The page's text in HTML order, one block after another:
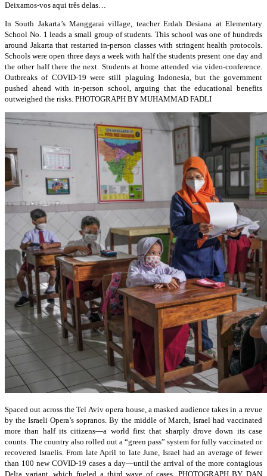
Deixamos-vos aqui três delas…
In South Jakarta’s Manggarai village, teacher Erdah Desiana at Elementary
School No. 1 leads a small group of students. This school was one of hundreds
around Jakarta that restarted in-person classes with stringent health protocols.
Schools were open three days a week with half the students present one day and
the other half there the next. Students at home attended via video-conference.
Outbreaks of COVID-19 were still plaguing Indonesia, but the government
pushed ahead with in-person school, arguing that the educational benefits
outweighed the risks. PHOTOGRAPH BY MUHAMMAD FADLI
Spaced out across the Tel Aviv opera house, a masked audience takes in a revue
by the Israeli Opera’s sopranos. By the middle of March, Israel had vaccinated
more than half its citizens—a world first that sharply drove down its case
counts. The country also rolled out a “green pass” system for fully vaccinated or
recovered Israelis. From late April to late June, Israel had an average of fewer
than 100 new COVID-19 cases a day—until the arrival of the more contagious
Delta variant, which fueled a third wave of cases. PHOTOGRAPH BY DAN